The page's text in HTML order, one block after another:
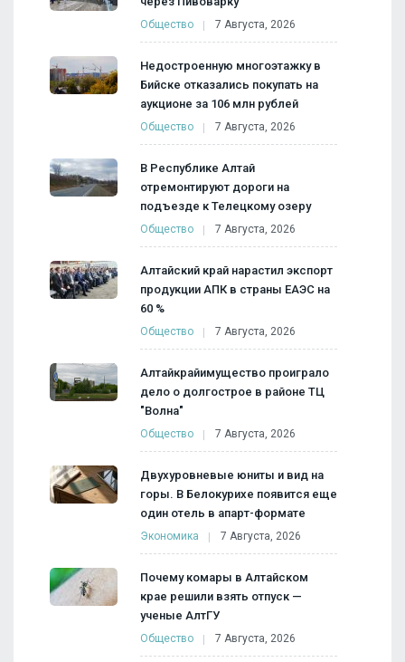
Общество 7 Августа, 2026
Недостроенную многоэтажку в
Бийске отказались покупать на
аукционе за 106 млн рублей
Общество 7 Августа, 2026
В Республике Алтай
отремонтируют дороги на
подъезде к Телецкому озеру
Общество 7 Августа, 2026
Алтайский край нарастил экспорт
продукции АПК в страны ЕАЭС на
60 %
Общество 7 Августа, 2026
Алтайкрайимущество проиграло
дело о долгострое в районе ТЦ
"Волна"
Общество 7 Августа, 2026
Двухуровневые юниты и вид на
горы. В Белокурихе появится еще
один отель в апарт-формате
Экономика 7 Августа, 2026
Почему комары в Алтайском
крае решили взять отпуск —
ученые АлтГУ
Общество 7 Августа, 2026